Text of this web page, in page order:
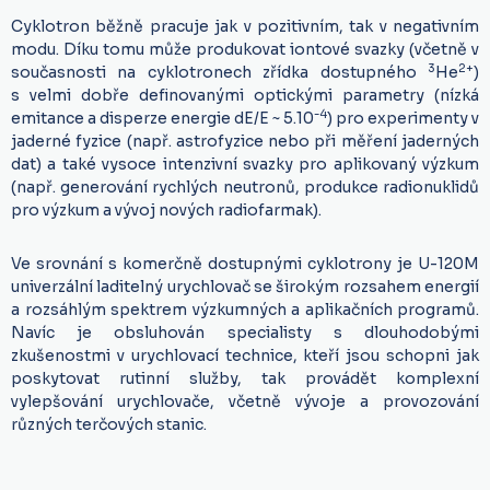
Cyklotron běžně pracuje jak v pozitivním, tak v negativním
modu. Díku tomu může produkovat iontové svazky (včetně v
současnosti na cyklotronech zřídka dostupného
3He2+)
s velmi dobře definovanými optickými parametry (nízká
emitance a disperze energie dE/E ~ 5.10-4) pro experimenty v
jaderné fyzice (např. astrofyzice nebo při měření jaderných
dat) a také vysoce intenzivní svazky pro aplikovaný výzkum
(např. generování rychlých neutronů, produkce radionuklidů
pro výzkum a vývoj nových radiofarmak).
Ve srovnání s komerčně dostupnými cyklotrony je U-120M
univerzální laditelný urychlovač se širokým rozsahem energií
a rozsáhlým spektrem výzkumných a aplikačních programů.
Navíc je obsluhován specialisty s dlouhodobými
zkušenostmi v urychlovací technice, kteří jsou schopni jak
poskytovat rutinní služby, tak provádět komplexní
vylepšování urychlovače, včetně vývoje a provozování
různých terčových stanic.